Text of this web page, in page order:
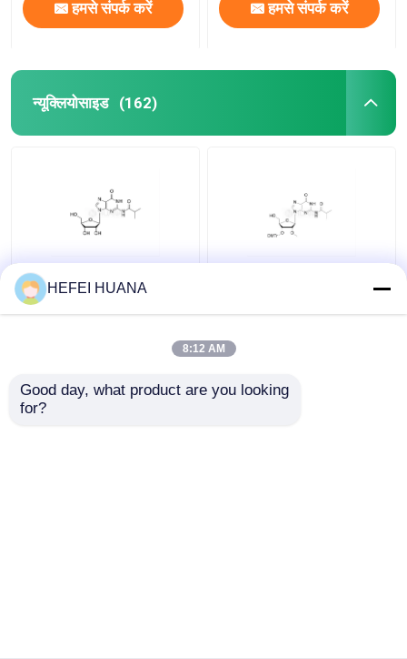
हमसे संपर्क करें हमसे संपर्क करें
न्यूक्लियोसाइड (162)
आरजी(आईबीयू)
3'-O-DMTr-2'-O-Me-rG
HEFEI HUANA
8:12 AM
Good day, what product are you looking
for?